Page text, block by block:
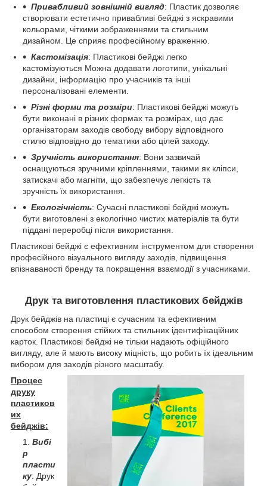
Привабливий зовнішній вигляд: Пластик дозволяє
створювати естетично привабливі бейджі з яскравими
кольорами, чіткими зображеннями та стильним
дизайном. Це сприяє професійному враженню.
Кастомізація: Пластикові бейджі легко
кастомізуються Можна додавати логотипи, унікальні
дизайни, інформацію про учасників та інші
персоналізовані елементи.
Різні форми та розміри: Пластикові бейджі можуть
бути виконані в різних формах та розмірах, що дає
організаторам заходів свободу вибору відповідного
стилю відповідно до тематики або цілей заходу.
Зручність використання: Вони зазвичай
оснащуються зручними кріпленнями, такими як кліпси,
затискачі або магніти, що забезпечує легкість та
зручність їх використання.
Екологічність: Сучасні пластикові бейджі можуть
бути виготовлені з екологічно чистих матеріалів та бути
піддані переробці після використання.
Пластикові бейджі є ефективним інструментом для створення
професійного візуального вигляду заходів, підвищення
впізнаваності бренду та покращення взаємодії з учасниками.
Друк та виготовлення пластикових бейджів
Друк бейджів на пластиці є сучасним та ефективним
способом створення стійких та стильних ідентифікаційних
карток. Пластикові бейджі не тільки надають офіційного
вигляду, але й мають високу міцність, що робить їх ідеальним
вибором для заходів різного масштабу.
Процес
друку
пластиков
их
бейджів:
Вибі
р
пласти
ку: Друк